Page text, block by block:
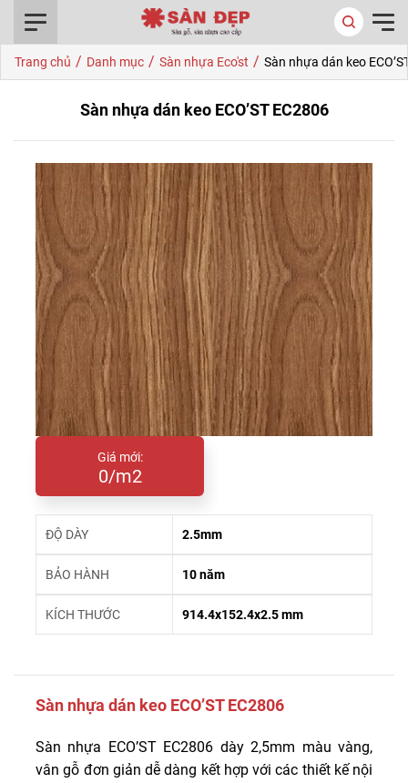
Trang chủ / Danh mục / Sàn nhựa Eco'st / Sàn nhựa dán keo
Sàn nhựa dán keo ECO’ST EC2806
Giá mới:
0/m2
ĐỘ DÀY 2.5mm
BẢO HÀNH 10 năm
KÍCH THƯỚC 914.4x152.4x2.5 mm
Sàn nhựa dán keo ECO’ST EC2806
Sàn nhựa ECO’ST EC2806 dày 2,5mm màu vàng,
vân gỗ đơn giản dễ dàng kết hợp với các thiết kế nội